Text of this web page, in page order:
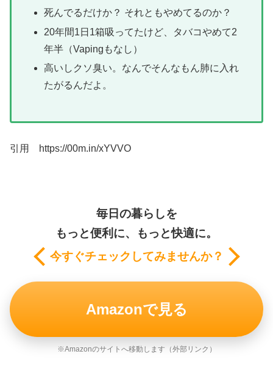
死んでるだけか？ それともやめてるのか？
20年間1日1箱吸ってたけど、タバコやめて2
年半（Vapingもなし）
高いしクソ臭い。なんでそんなもん肺に入れ
たがるんだよ。
引用 https://00m.in/xYVVO
毎日の暮らしを
もっと便利に、もっと快適に。
今すぐチェックしてみませんか？
Amazonで見る
※Amazonのサイトへ移動します（外部リンク）